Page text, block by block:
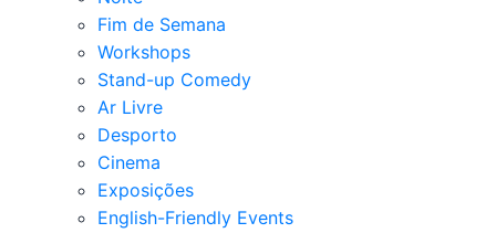
Fim de Semana
Workshops
Stand-up Comedy
Ar Livre
Desporto
Cinema
Exposições
English-Friendly Events